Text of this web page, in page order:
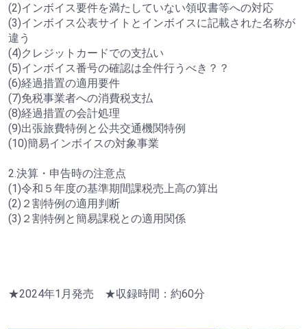
(2)インボイス要件を満たしていない領収書等への対応
(3)インボイス公表サイトとインボイスに記載された名称が
違う
(4)クレジットカードでの支払い
(5)インボイス番号の確認は全件行うべき？？
(6)経過措置の適用要件
(7)免税事業者への消費税支払
(8)経過措置の会計処理
(9)出張旅費特例と公共交通機関特例
(10)簡易インボイスの対象事業
2.決算・申告時の注意点
(1)令和５年度の基準期間課税売上高の算出
(2)２割特例の適用判断
(3)２割特例と簡易課税との適用関係
★2024年1月発売 ★収録時間：約60分